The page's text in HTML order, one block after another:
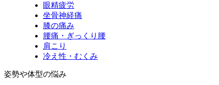
眼精疲労
坐骨神経痛
膝の痛み
腰痛・ぎっくり腰
肩こり
冷え性・むくみ
姿勢や体型の悩み